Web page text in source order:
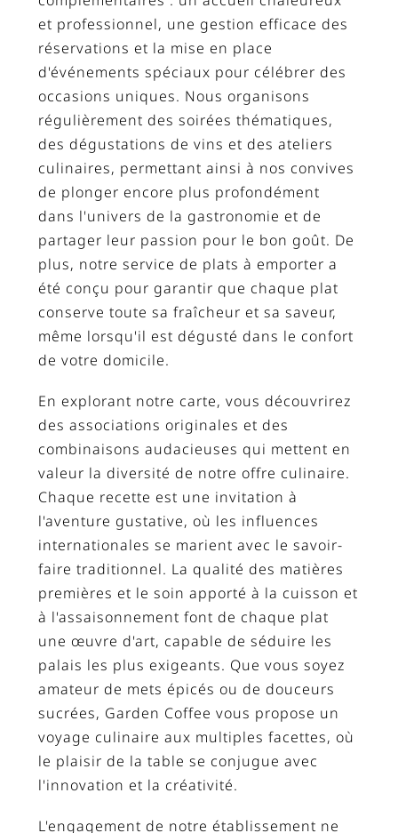
et professionnel, une gestion efficace des
réservations et la mise en place
d'événements spéciaux pour célébrer des
occasions uniques. Nous organisons
régulièrement des soirées thématiques,
des dégustations de vins et des ateliers
culinaires, permettant ainsi à nos convives
de plonger encore plus profondément
dans l'univers de la gastronomie et de
partager leur passion pour le bon goût. De
plus, notre service de plats à emporter a
été conçu pour garantir que chaque plat
conserve toute sa fraîcheur et sa saveur,
même lorsqu'il est dégusté dans le confort
de votre domicile.
En explorant notre carte, vous découvrirez
des associations originales et des
combinaisons audacieuses qui mettent en
valeur la diversité de notre offre culinaire.
Chaque recette est une invitation à
l'aventure gustative, où les influences
internationales se marient avec le savoir-
faire traditionnel. La qualité des matières
premières et le soin apporté à la cuisson et
à l'assaisonnement font de chaque plat
une œuvre d'art, capable de séduire les
palais les plus exigeants. Que vous soyez
amateur de mets épicés ou de douceurs
sucrées, Garden Coffee vous propose un
voyage culinaire aux multiples facettes, où
le plaisir de la table se conjugue avec
l'innovation et la créativité.
L'engagement de notre établissement ne